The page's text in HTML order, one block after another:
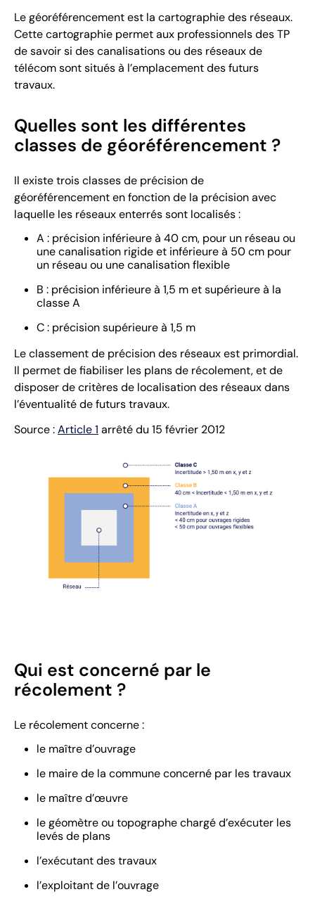
Le géoréférencement est la cartographie des réseaux.
Cette cartographie permet aux professionnels des TP
de savoir si des canalisations ou des réseaux de
télécom sont situés à l’emplacement des futurs
travaux.
Quelles sont les différentes
classes de géoréférencement ?
Il existe trois classes de précision de
géoréférencement en fonction de la précision avec
laquelle les réseaux enterrés sont localisés :
A : précision inférieure à 40 cm, pour un réseau ou
une canalisation rigide et inférieure à 50 cm pour
un réseau ou une canalisation flexible
B : précision inférieure à 1,5 m et supérieure à la
classe A
C : précision supérieure à 1,5 m
Le classement de précision des réseaux est primordial.
Il permet de fiabiliser les plans de récolement, et de
disposer de critères de localisation des réseaux dans
l’éventualité de futurs travaux.
Source :Article 1 arrêté du 15 février 2012
Qui est concerné par le
récolement ?
Le récolement concerne :
le maître d’ouvrage
le maire de la commune concerné par les travaux
le maître d’œuvre
le géomètre ou topographe chargé d’exécuter les
levés de plans
l’exécutant des travaux
l’exploitant de l’ouvrage